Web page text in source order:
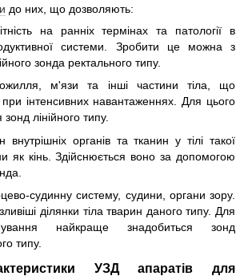
до них, що дозволяють:
на ранніх термінах та патології в
системи. Зробити це можна з
зонда ректального типу.
м'язи та інші частини тіла, що
інтенсивних навантаженнях. Для цього
лінійного типу.
внутрішніх органів та тканин у тілі такої
як кінь. Здійснюється воно за допомогою
судинну систему, судини, органи зору.
ділянки тіла тварин даного типу. Для
найкраще знадобиться зонд
типу.
УЗД апаратів для